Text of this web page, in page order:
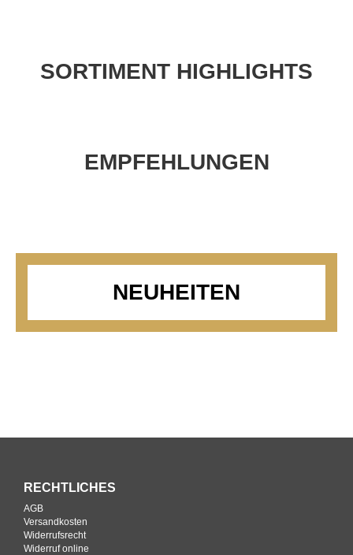
SORTIMENT HIGHLIGHTS
EMPFEHLUNGEN
NEUHEITEN
RECHTLICHES
AGB
Versandkosten
Widerrufsrecht
Widerruf online